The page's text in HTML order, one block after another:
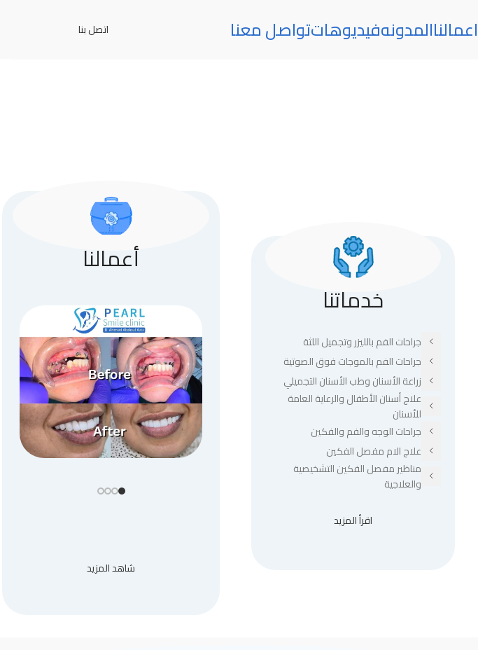
اعمالناالمدونهفيديوهاتتواصل معنا اتصل بنا
خدماتنا
جراحات الفم بالليزر وتجميل اللثة
جراحات الفم بالموجات فوق الصوتية
زراعة الأسنان وطب الأسنان التجميلي
علاج أسنان الأطفال والرعاية العامة
للأسنان
جراحات الوجه والفم والفكين
علاج الام مفصل الفكين
مناظير مفصل الفكين التشخيصية
والعلاجية
اقرأ المزيد
أعمالنا
شاهد المزيد